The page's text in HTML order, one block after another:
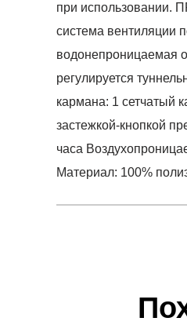
при использовании.
система вентиляции
водонепроницаемая
регулируется
кармана: 1 сетчатый
застежкой-кнопкой
часа
Материал: 100%
WOMEN'S